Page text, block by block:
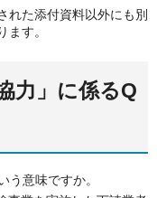
れた添付資料以外にも別
す。
力」に係るQ
う意味ですか。